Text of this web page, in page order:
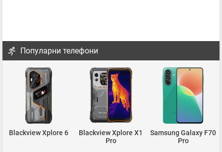
Популарни телефони
Blackview Xplore 6
Blackview Xplore X1
Pro
Samsung Galaxy F70
Pro